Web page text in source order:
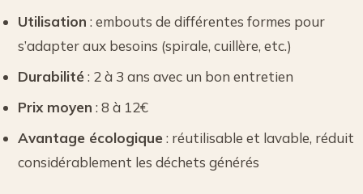
Utilisation : embouts de différentes formes pour
s’adapter aux besoins (spirale, cuillère, etc.)
Durabilité: 2 à 3 ans avec un bon entretien
Prix moyen : 8 à 12€
Avantage écologique: réutilisable et lavable, réduit
considérablement les déchets générés